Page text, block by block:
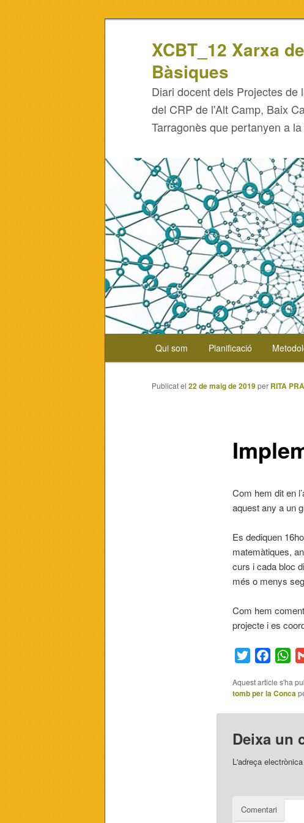
XCBT_12 Xarxa
Bàsiques
Diari docent dels Projectes
del CRP de l'Alt Camp, Baix
Tarragonès que pertanyen a
Aneu
Qui som Planificació
Publicat el 22 de maig de 2019per RITA
Com hem dit en
aquest any a un
Es dediquen
matemàtiques,
curs i cada bloc
més o menys
Com hem
projecte i es
Twitter
Aquest article s'ha
tomb per la Conca
Deixa un
L'adreça
Comentari